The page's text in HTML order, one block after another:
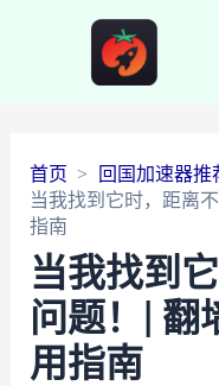
首页
回国加速器推
当我找到它时，距离
指南
当我找到
问题！| 翻
用指南